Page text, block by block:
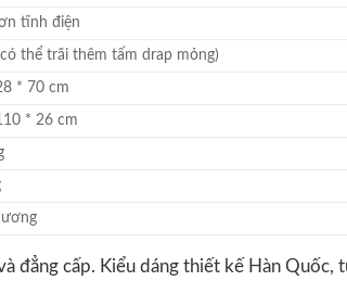
tĩnh điện
thể trãi thêm tấm drap mỏng)
* 70 cm
* 26 cm
đẳng cấp. Kiểu dáng thiết kế Hàn Quốc,